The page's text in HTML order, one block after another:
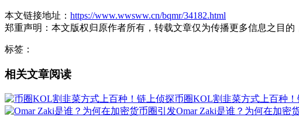
本文链接地址： https://www.wwsww.cn/bqmr/34182.html
郑重声明：本文版权归原作者所有，转载文章仅为传播更多信息之目
标签：
相关文章阅读
币圈KOL割韭菜方式上百种！
Omar Zaki是谁？为何在加密